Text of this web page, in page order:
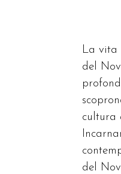
La vita
del
cultura
del